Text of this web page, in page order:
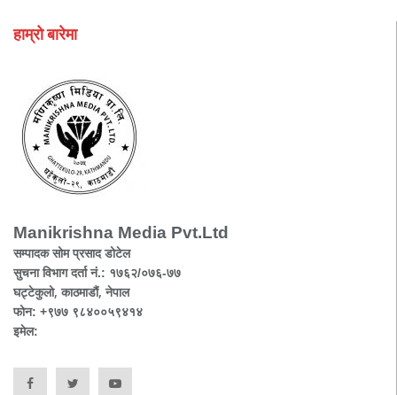
हाम्रो बारेमा
Manikrishna Media Pvt.Ltd
सम्पादक सोम प्रसाद डोटेल
सुचना विभाग दर्ता नं.: १७६२/०७६-७७
घट्टेकुलो, काठमाडौं, नेपाल
फोन: +९७७ ९८४००५९४१४
इमेल: